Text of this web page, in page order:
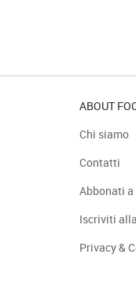
ABOUT
Chi siamo
Contatti
Abbonati
Iscriviti
Privacy &